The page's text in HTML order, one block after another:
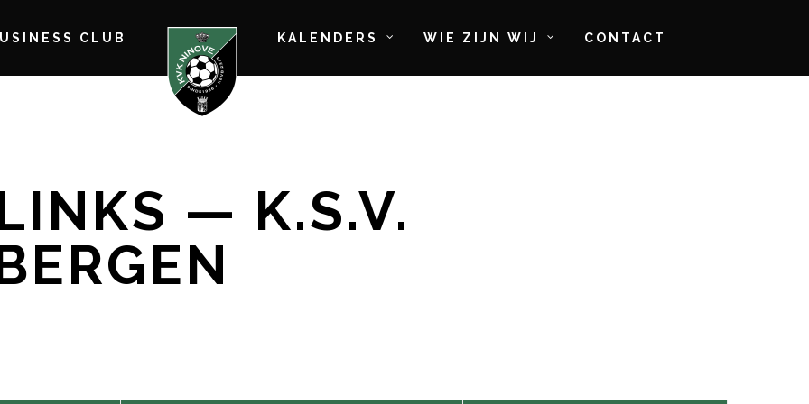
CLUB KALENDERS WIE ZIJN WIJ CONTACT
— K.S.V.